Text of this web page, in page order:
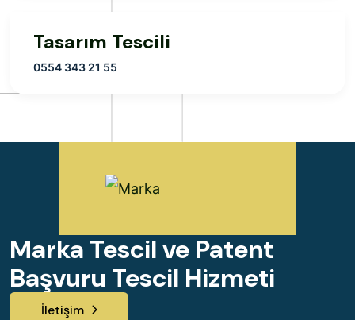
Tasarım Tescili
0554 343 21 55
Marka Tescil ve Patent
Başvuru Tescil Hizmeti
İletişim